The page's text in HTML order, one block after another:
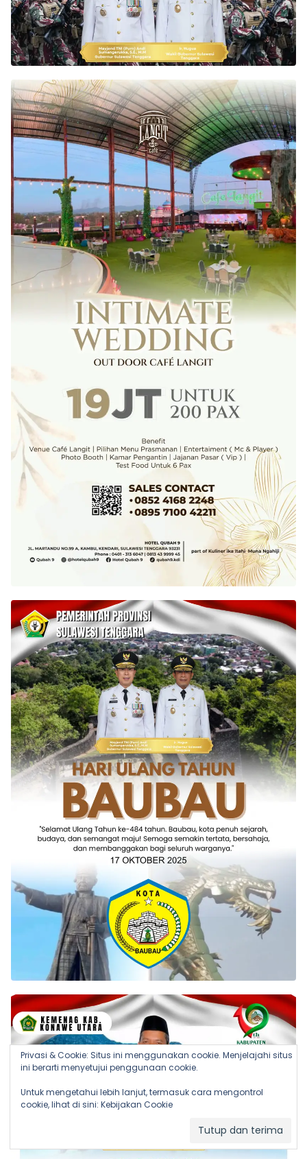
Privasi & Cookie: Situs ini menggunakan cookie. Menjelajahi situs
ini berarti menyetujui penggunaan cookie.
Untuk mengetahui lebih lanjut, termasuk cara mengontrol
cookie, lihat di sini: Kebijakan Cookie